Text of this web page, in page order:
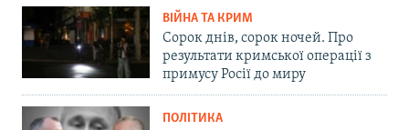
ВІЙНА ТА КРИМ
Сорок днів, сорок ночей. Про
результати кримської операції з
примусу Росії до миру
ПОЛІТИКА